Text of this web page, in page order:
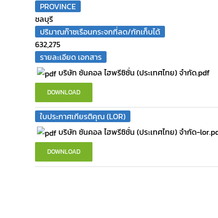
PROVINCE
ชลบุรี
ปริมาณก๊าซเรือนกระจกที่ลด/กักเก็บได้
632,275
รายละเอียด เอกสาร
บริษัท ซันคอล ไฮพรีซิซั่น (ประเทศไทย) จำกัด.pdf
DOWNLOAD
ใบประกาศเกียรติคุณ (LOR)
บริษัท ซันคอล ไฮพรีซิชั่น (ประเทศไทย) จำกัด-
DOWNLOAD